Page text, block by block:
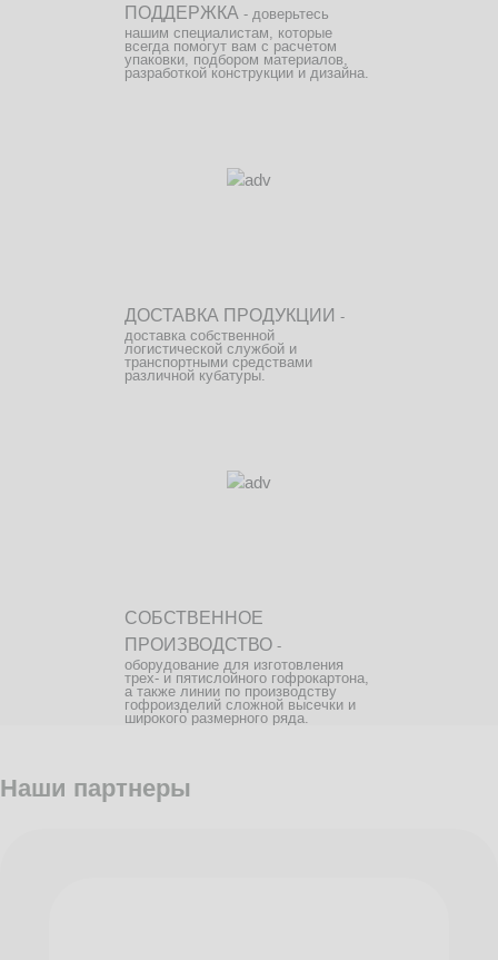
ПОДДЕРЖКА - доверьтесь
нашим специалистам, которые
всегда помогут вам с расчетом
упаковки, подбором материалов,
разработкой конструкции и дизайна.
ДОСТАВКА ПРОДУКЦИИ -
доставка собственной
логистической службой и
транспортными средствами
различной кубатуры.
СОБСТВЕННОЕ
ПРОИЗВОДСТВО -
оборудование для изготовления
трех- и пятислойного гофрокартона,
а также линии по производству
гофроизделий сложной высечки и
широкого размерного ряда.
Наши партнеры